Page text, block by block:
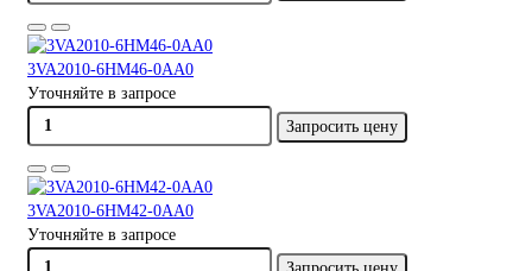
3VA2010-6HM46-0AA0
Уточняйте в запросе
Запросить цену
3VA2010-6HM42-0AA0
Уточняйте в запросе